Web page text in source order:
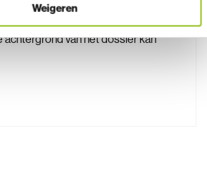
Weigeren
de bomen het bos te blijven zien,
de basisinformatie zodat je kort
achtergrond van het dossier kan